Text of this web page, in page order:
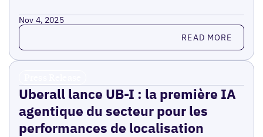
Nov 4, 2025
Read more READ MORE
Uberall lance UB-I : la première IA
agentique du secteur pour les
performances de localisation